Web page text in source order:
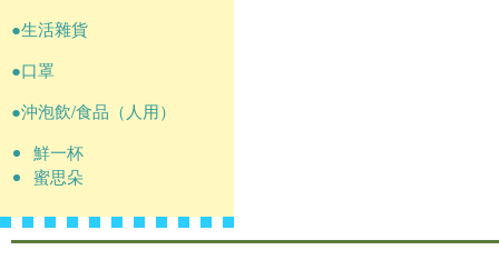
●生活雜貨
●口罩
●沖泡飲/食品（人用）
鮮一杯
蜜思朵